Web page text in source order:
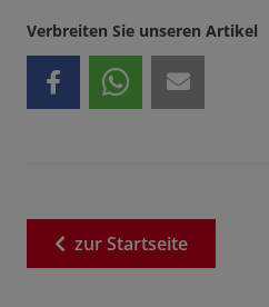
Verbreiten Sie unseren Artikel
zurStartseite